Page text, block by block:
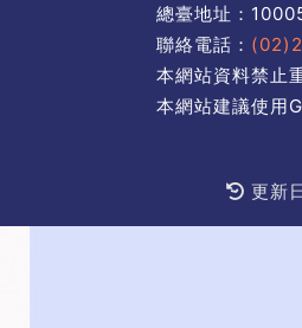
總臺地址：
聯絡電話：
本網站資料禁止
本網站建議使用
更新